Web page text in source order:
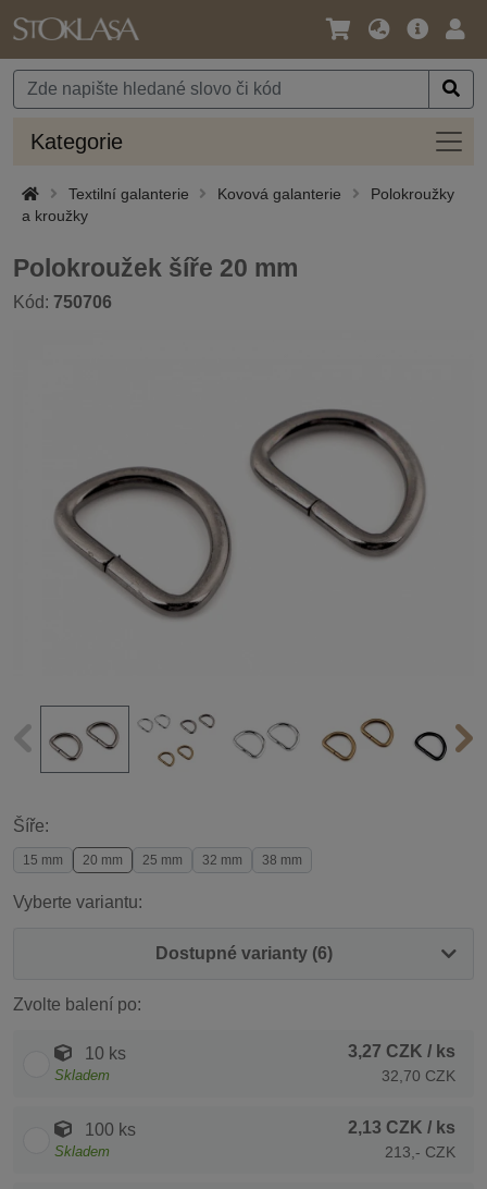
Jazyk
Měna
Hlavní
Kategorie
Textilní galanterie Kovová galanterie
Polokroužky
a kroužky
Polokroužek šíře 20 mm
Kód: 750706
Šíře:
15 mm 20 mm 25 mm 32 mm 38 mm
Vyberte variantu:
Dostupné varianty (6)
Zvolte balení po:
10 ks
Skladem
3,27 CZK / ks
32,70 CZK
100 ks
Skladem
2,13 CZK / ks
213,- CZK